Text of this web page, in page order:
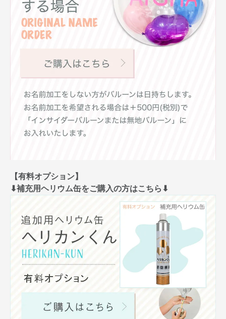
【有料オプション】
⬇︎補充用ヘリウム缶をご購入の方はこちら⬇︎